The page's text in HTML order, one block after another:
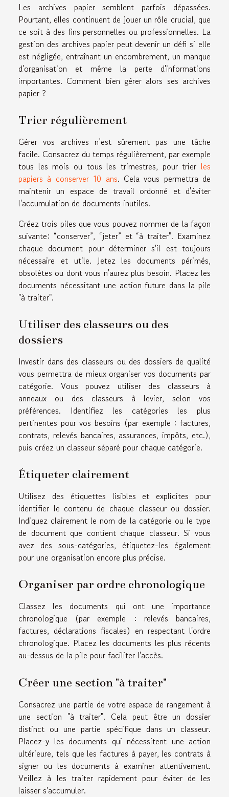
Les archives papier semblent parfois dépassées.
Pourtant, elles continuent de jouer un rôle crucial, que
ce soit à des fins personnelles ou professionnelles. La
gestion des archives papier peut devenir un défi si elle
est négligée, entraînant un encombrement, un manque
d'organisation et même la perte d'informations
importantes. Comment bien gérer alors ses archives
papier ?
Trier régulièrement
Gérer vos archives n’est sûrement pas une tâche
facile. Consacrez du temps régulièrement, par exemple
tous les mois ou tous les trimestres, pour trier les
papiers à conserver 10 ans. Cela vous permettra de
maintenir un espace de travail ordonné et d'éviter
l'accumulation de documents inutiles.
Créez trois piles que vous pouvez nommer de la façon
suivante: “conserver”, “jeter” et “à traiter". Examinez
chaque document pour déterminer s'il est toujours
nécessaire et utile. Jetez les documents périmés,
obsolètes ou dont vous n'aurez plus besoin. Placez les
documents nécessitant une action future dans la pile
"à traiter".
Utiliser des classeurs ou des
dossiers
Investir dans des classeurs ou des dossiers de qualité
vous permettra de mieux organiser vos documents par
catégorie. Vous pouvez utiliser des classeurs à
anneaux ou des classeurs à levier, selon vos
préférences. Identifiez les catégories les plus
pertinentes pour vos besoins (par exemple : factures,
contrats, relevés bancaires, assurances, impôts, etc.),
puis créez un classeur séparé pour chaque catégorie.
Étiqueter clairement
Utilisez des étiquettes lisibles et explicites pour
identifier le contenu de chaque classeur ou dossier.
Indiquez clairement le nom de la catégorie ou le type
de document que contient chaque classeur. Si vous
avez des sous-catégories, étiquetez-les également
pour une organisation encore plus précise.
Organiser par ordre chronologique
Classez les documents qui ont une importance
chronologique (par exemple : relevés bancaires,
factures, déclarations fiscales) en respectant l'ordre
chronologique. Placez les documents les plus récents
au-dessus de la pile pour faciliter l'accès.
Créer une section "à traiter"
Consacrez une partie de votre espace de rangement à
une section "à traiter". Cela peut être un dossier
distinct ou une partie spécifique dans un classeur.
Placez-y les documents qui nécessitent une action
ultérieure, tels que les factures à payer, les contrats à
signer ou les documents à examiner attentivement.
Veillez à les traiter rapidement pour éviter de les
laisser s'accumuler.